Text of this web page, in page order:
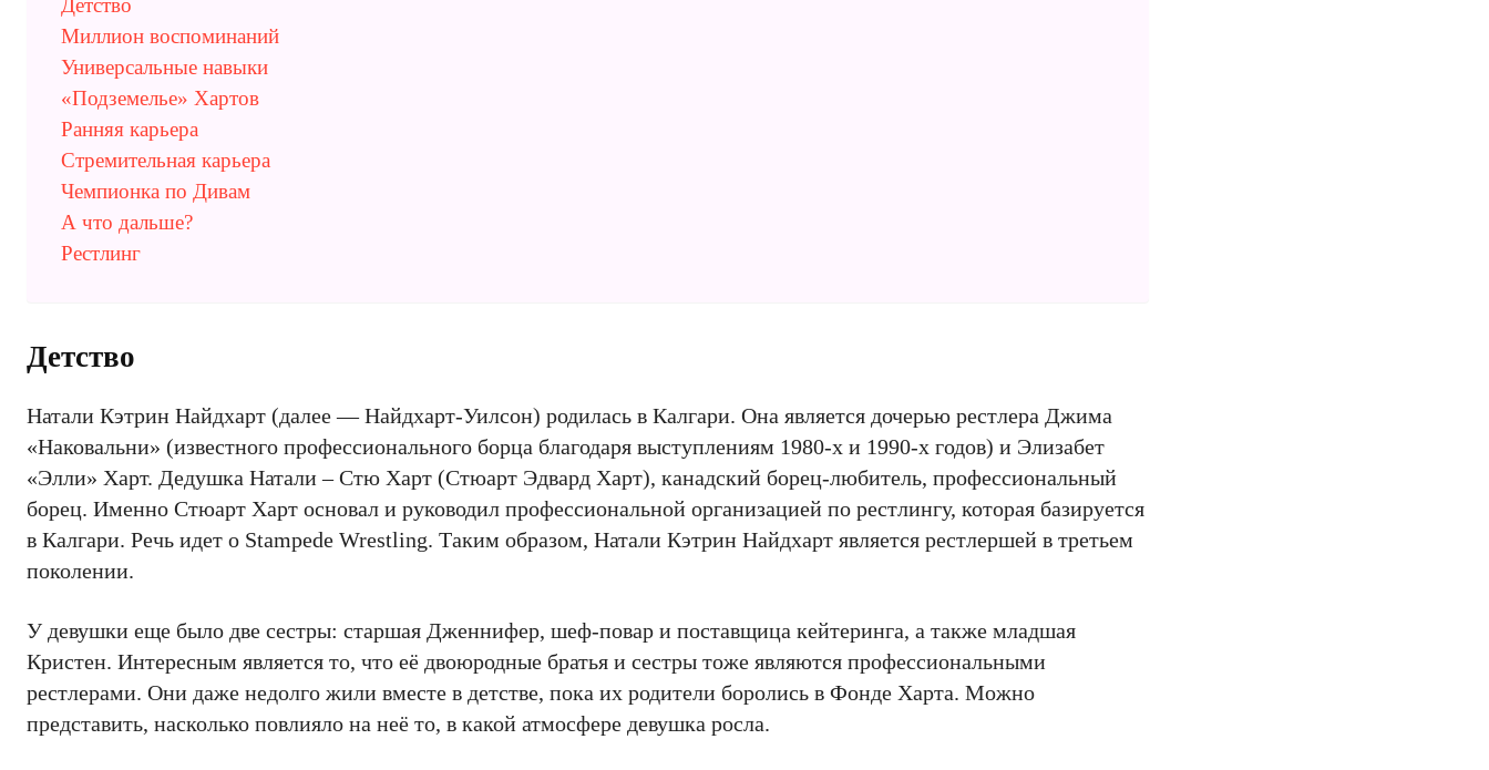
Детство
Миллион воспоминаний
Универсальные навыки
«Подземелье» Хартов
Ранняя карьера
Стремительная карьера
Чемпионка по Дивам
А что дальше?
Рестлинг
Детство
Натали Кэтрин Найдхарт (далее — Найдхарт-Уилсон) родилась в Калгари. Она является дочерью рестлера Джима
«Наковальни» (известного профессионального борца благодаря выступлениям 1980-х и 1990-х годов) и Элизабет
«Элли» Харт. Дедушка Натали – Стю Харт (Стюарт Эдвард Харт), канадский борец-любитель, профессиональный
борец. Именно Стюарт Харт основал и руководил профессиональной организацией по рестлингу, которая базируется
в Калгари. Речь идет о Stampede Wrestling. Таким образом, Натали Кэтрин Найдхарт является рестлершей в третьем
поколении.
У девушки еще было две сестры: старшая Дженнифер, шеф-повар и поставщица кейтеринга, а также младшая
Кристен. Интересным является то, что её двоюродные братья и сестры тоже являются профессиональными
рестлерами. Они даже недолго жили вместе в детстве, пока их родители боролись в Фонде Харта. Можно
представить, насколько повлияло на неё то, в какой атмосфере девушка росла.